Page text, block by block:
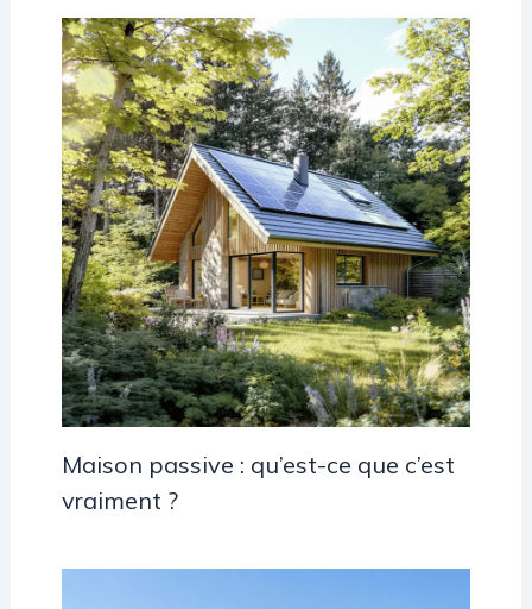
Maison passive : qu’est-ce que c’est
vraiment ?